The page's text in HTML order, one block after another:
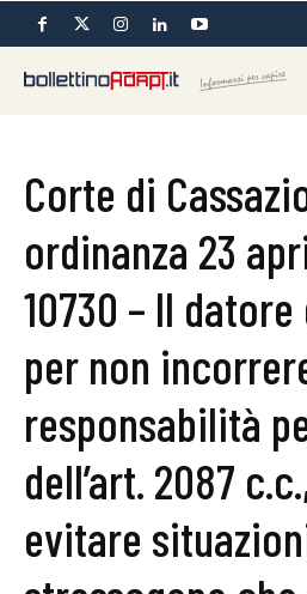
Corte di
ordinanza 23
10730 – Il
per non
responsabilità
dell’art. 2087
evitare